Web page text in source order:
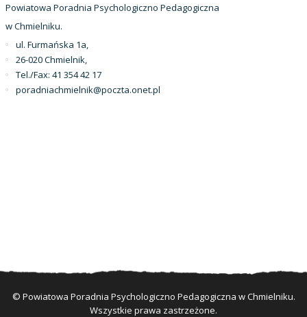
Powiatowa Poradnia Psychologiczno Pedagogiczna
w Chmielniku.
ul. Furmańska 1a,
26-020 Chmielnik,
Tel./Fax: 41 354 42 17
poradniachmielnik@poczta.onet.pl
© Powiatowa Poradnia Psychologiczno Pedagogiczna w Chmielniku.
Wszystkie prawa zastrzeżone.